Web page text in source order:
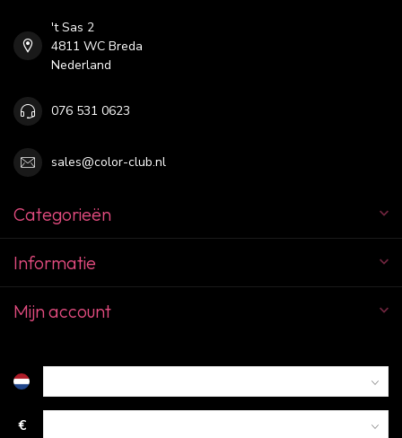
't Sas 2
4811 WC Breda
Nederland
076 531 0623
sales@color-club.nl
Categorieën
Informatie
Mijn account
€